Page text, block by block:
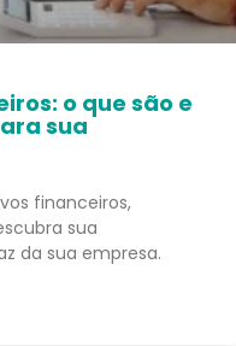
o que são e
sua
financeiros,
sua
da sua empresa.